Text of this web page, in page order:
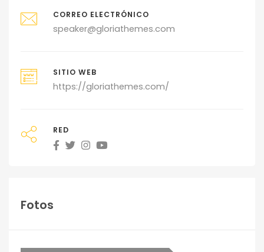
CORREO ELECTRÓNICO
speaker@gloriathemes.com
SITIO WEB
https://gloriathemes.com/
RED
Fotos